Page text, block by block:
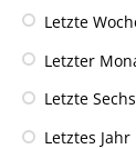
Letzte
Letzter
Letzte
Letztes Jahr